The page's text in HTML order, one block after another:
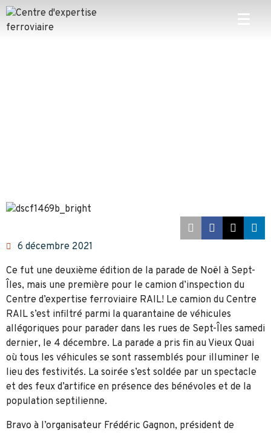
6 décembre 2021
Ce fut une deuxième édition de la parade de Noël à Sept-
Îles, mais une première pour le camion d’inspection du
Centre d’expertise ferroviaire RAIL! Le camion du Centre
RAIL s’est infiltré parmi la quarantaine de véhicules
allégoriques pour parader dans les rues de Sept-Îles samedi
dernier, le 4 décembre. La parade a pris fin au Vieux Quai
où tous les véhicules se sont rassemblés pour illuminer le
lieu des festivités. La soirée s’est soldée par un spectacle
et des feux d’artifice en présence des bénévoles et de la
population septilienne.
Bravo à l’organisateur Frédéric Gagnon, président de